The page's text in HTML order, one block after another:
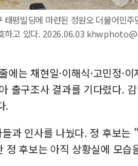
평빌딩에 마련된 정원오 더불어민주
호하고 있다. 2026.06.03
는 채현일·이해식·고민정·이
출구조사 결과를 기다렸다. 김
.
과 인사를 나눴다. 정 후보는
후보는 아직 상황실에 모습